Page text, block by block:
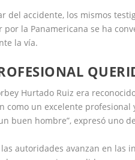
del accidente, los mismos
por la Panamericana se ha
la vía.
Hurtado Ruiz era
como un excelente profesional
buen hombre”, expresó uno
autoridades avanzan en las